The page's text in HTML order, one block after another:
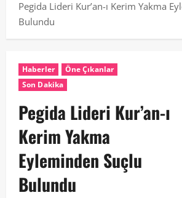
Pegida Lideri Kur’an-ı Kerim Yakma
Bulundu
Haberler
Öne Çıkanlar
Son Dakika
Pegida Lideri Kur’an-ı
Kerim Yakma
Eyleminden Suçlu
Bulundu